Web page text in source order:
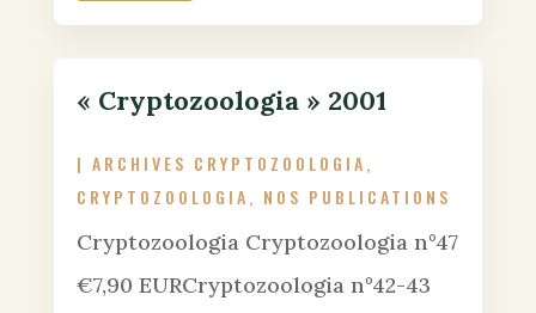
« Cryptozoologia » 2001
| ARCHIVES CRYPTOZOOLOGIA,
CRYPTOZOOLOGIA, NOS PUBLICATIONS
Cryptozoologia Cryptozoologia n°47
€7,90 EURCryptozoologia n°42-43